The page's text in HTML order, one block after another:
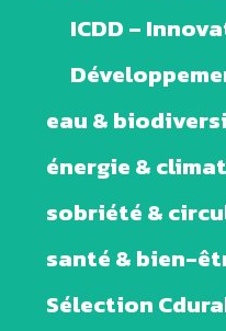
ICDD –
eau &
énergie & climat
sobriété &
santé & bien-
Sélection